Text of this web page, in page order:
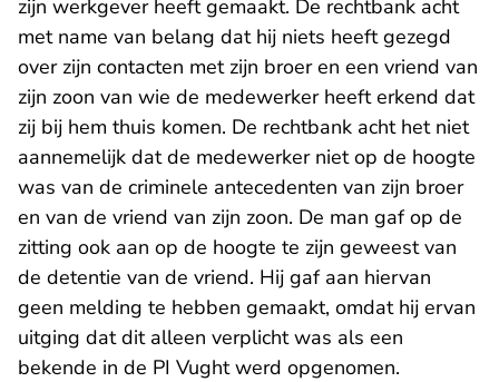
zijn werkgever heeft gemaakt. De rechtbank acht
met name van belang dat hij niets heeft gezegd
over zijn contacten met zijn broer en een vriend van
zijn zoon van wie de medewerker heeft erkend dat
zij bij hem thuis komen. De rechtbank acht het niet
aannemelijk dat de medewerker niet op de hoogte
was van de criminele antecedenten van zijn broer
en van de vriend van zijn zoon. De man gaf op de
zitting ook aan op de hoogte te zijn geweest van
de detentie van de vriend. Hij gaf aan hiervan
geen melding te hebben gemaakt, omdat hij ervan
uitging dat dit alleen verplicht was als een
bekende in de PI Vught werd opgenomen.